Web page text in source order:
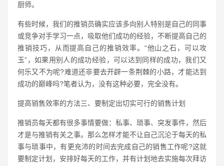
厨师。
有些时候，我们的推销员确实应该多向别人特别是自己的同事
或竞争对手学习一点，吸取他们成功的经验，不断提高自己的
推销技巧，从而提高自己的推销效率。“他山之石，可以攻
玉”，如果用别人的成功经验，可以达到同样的成功，我们又
何乐又不为呢?难道还非要去开辟一条荆棘的小路，才能达到
成功的巅峰吗?笔者认为，没有这种必要，完全没有。
提高销售效率的方法三、要制定出切实可行的销售计划
推销员每天都有很多事情要做：私事、琐事、突发事件，然后
才是与推销有关之事。那么怎样才能不让自己沉沦于每天的私
事与琐事中，有更充沛的时间去完成自己的销售工作呢?这就
要制定计划，安排好每天的工作，并有计划地去实施每次拜访